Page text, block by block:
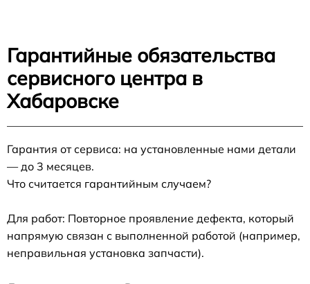
Гарантийные обязательства
сервисного центра в
Хабаровске
Гарантия от сервиса: на установленные нами детали
— до 3 месяцев.
Что считается гарантийным случаем?
Для работ: Повторное проявление дефекта, который
напрямую связан с выполненной работой (например,
неправильная установка запчасти).